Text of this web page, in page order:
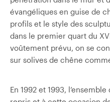
évangéliques en guise de
profils et le style des
dans le premier quart du
voûtement prévu, on se
sur solives de chêne
En 1992 et 1993,